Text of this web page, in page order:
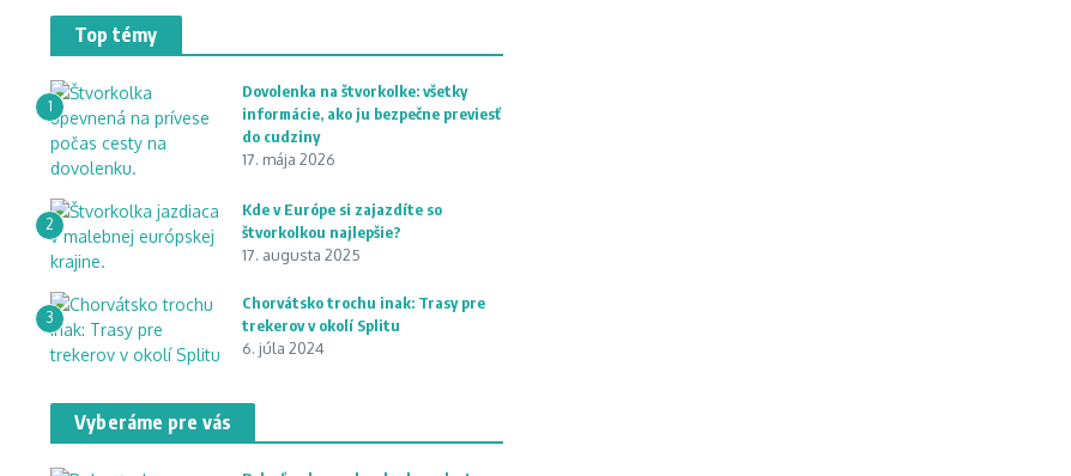
Top témy
1
Dovolenka na štvorkolke: všetky
informácie, ako ju bezpečne previesť
do cudziny
17. mája 2026
2
Kde v Európe si zajazdíte so
štvorkolkou najlepšie?
17. augusta 2025
3
Chorvátsko trochu inak: Trasy pre
trekerov v okolí Splitu
6. júla 2024
Vyberáme pre vás